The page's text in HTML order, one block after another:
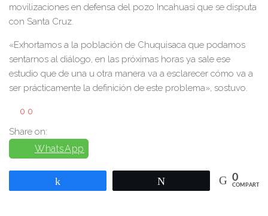
movilizaciones en defensa del pozo Incahuasi que se disputa
con Santa Cruz.
«Exhortamos a la población de Chuquisaca que podamos
sentarnos al diálogo, en las próximas horas ya sale ese
estudio que de una u otra manera va a esclarecer cómo va a
ser prácticamente la definición de este problema», sostuvo.
0 0
Share on:
WhatsApp
0
COMPARTIR